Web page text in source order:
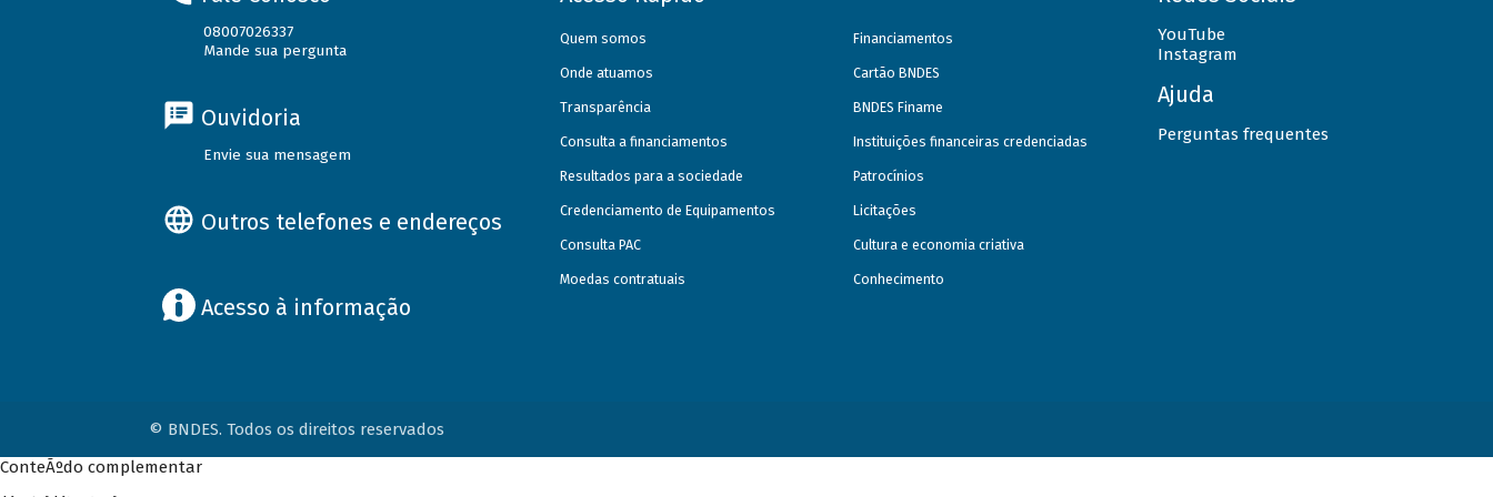
08007026337
Mande sua pergunta
Ouvidoria
Envie sua mensagem
Outros telefones e endereços
Acesso à informação
Quem somos
Onde atuamos
Transparência
Consulta a financiamentos
Resultados para a sociedade
Credenciamento de Equipamentos
Consulta PAC
Moedas contratuais
Financiamentos
Cartão BNDES
BNDES Finame
Instituições financeiras credenciadas
Patrocínios
Licitações
Cultura e economia criativa
Conhecimento
YouTube
Instagram
Ajuda
Perguntas frequentes
© BNDES. Todos os direitos reservados
ConteÃºdo complementar